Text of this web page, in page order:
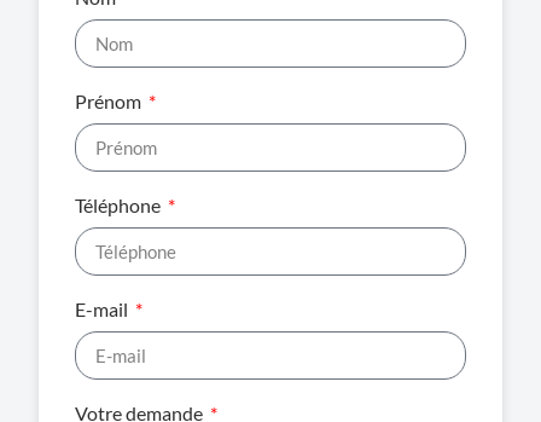
Prénom
Téléphone
E-mail
Votre demande